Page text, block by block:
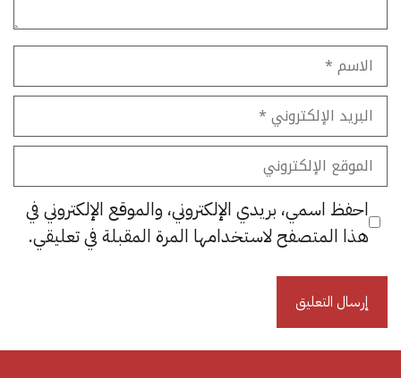
الاسم
البريد
الإلكتروني
الموقع
الإلكتروني
احفظ اسمي، بريدي الإلكتروني، والموقع الإلكتروني في
هذا المتصفح لاستخدامها المرة المقبلة في تعليقي.